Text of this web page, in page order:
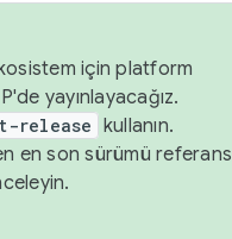
için platform
yayınlayacağız.
release kullanın.
en son sürümü referans